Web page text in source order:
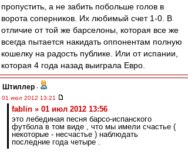
пропустить, а не забить побольше голов в
ворота соперников. Их любимый счет 1-0. В
отличие от той же барселоны, которая все же
всегда пытается накидать оппонентам полную
кошелку на радость публике. Или от испании,
которая 4 года назад выиграла Евро.
Штиллер -
01 июл 2012 13:21
fablin » 01 июл 2012 13:56
это лебединая песня барсо-испанского
футбола в том виде , что мы имели счастье (
некоторые - несчастье ) наблюдать
последние года четыре .